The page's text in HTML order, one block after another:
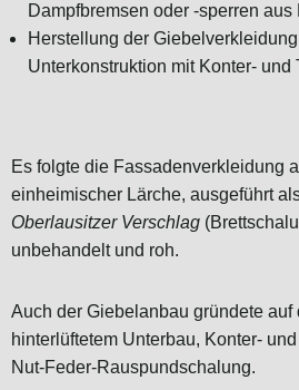
Dampfbremsen oder -sperren aus
Herstellung der
Unterkonstruktion mit Konter- und
Es folgte die Fassadenverkleidung
einheimischer Lärche, ausgeführt
Oberlausitzer Verschlag
unbehandelt und roh.
Auch der Giebelanbau gründete auf
hinterlüftetem Unterbau, Konter-
Nut-Feder-Rauspundschalung.